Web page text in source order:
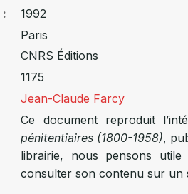
1992
Paris
CNRS Éditions
1175
Jean-Claude Farcy
Ce document reproduit
pénitentiaires (1800-1958),
librairie, nous pensons
consulter son contenu sur un